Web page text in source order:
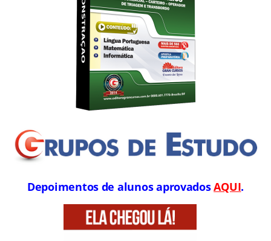
Depoimentos de alunos aprovadosAQUI.